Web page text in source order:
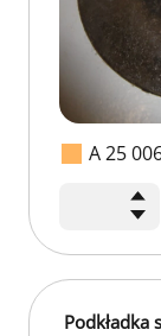
A 25
Podkładka